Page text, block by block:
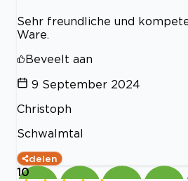
Sehr freundliche und
Ware.
Beveelt aan
9 September 2024
Christoph
Schwalmtal
delen
10